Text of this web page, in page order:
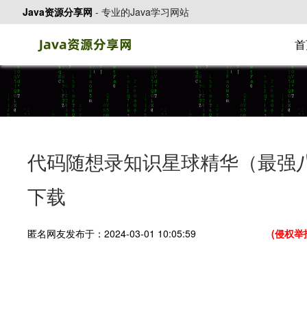
Java资源分享网 - 专业的Java学习网站
代码随想录知识星球精华（最
下载
匿名网友发布于：2024-03-01 10:05:59 (侵权举